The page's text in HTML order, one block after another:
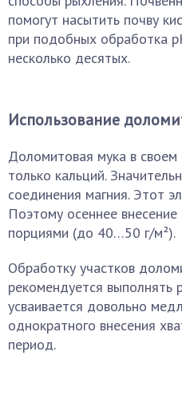
помогут насытить почву
при подобных обработка
несколько десятых.
Использование
Доломитовая мука в
только кальций.
соединения магния. Этот
Поэтому осеннее
порциями (до 40…50 г/м²).
Обработку участков
рекомендуется выполнять
усваивается довольно
однократного внесения
период.